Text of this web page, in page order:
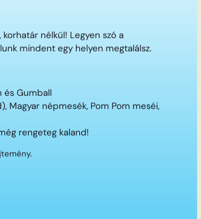
korhatár nélkül! Legyen szó a
mindent egy helyen megtalálsz.
és Gumball
Magyar népmesék, Pom Pom meséi,
rengeteg kaland!